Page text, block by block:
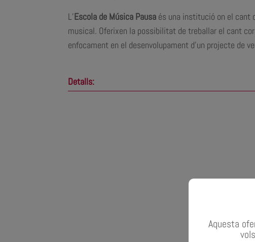
L’Escola de Música Pausa és una institució on el cant
musical. Oferixen la possibilitat de treballar el cant
enfocament en el desenvolupament d’un projecte de
Detalls:
Aquesta